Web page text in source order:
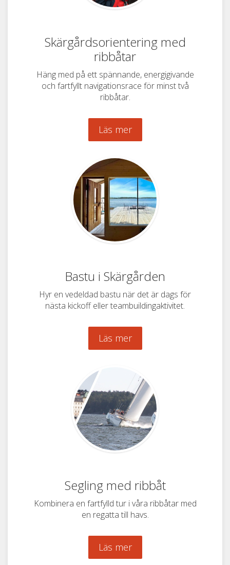
Skärgårdsorientering med
ribbåtar
Häng med på ett spännande, energigivande
och fartfyllt navigationsrace för minst två
ribbåtar.
Läs mer
Bastu i Skärgården
Hyr en vedeldad bastu när det är dags för
nästa kickoff eller teambuildingaktivitet.
Läs mer
Segling med ribbåt
Kombinera en fartfylld tur i våra ribbåtar med
en regatta till havs.
Läs mer